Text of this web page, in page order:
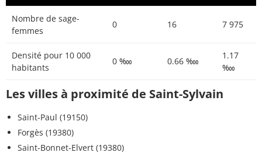
Nombre de sage-
femmes
0 16 7 975
Densité pour 10 000
habitants
0 ‱ 0.66 ‱
1.17
‱
Les villes à proximité de Saint-Sylvain
Saint-Paul (19150)
Forgès (19380)
Saint-Bonnet-Elvert (19380)